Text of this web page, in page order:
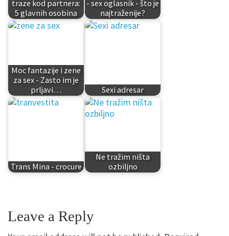
traze kod partnera:
5 glavnih osobina
- sex oglasnik - što je
najtraženije?
Moc fantazije i zene
za sex - Zasto im je
prljavi…
Sexi adresar
Trans Mina - crocure
Ne tražim ništa
ozbiljno
Leave a Reply